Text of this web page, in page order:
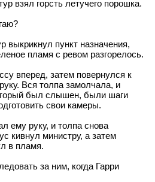
взял горсть летучего порошка.
выкрикнул пункт назначения,
пламя с ревом разгорелось.
вперед, затем повернулся к
Вся толпа замолчала, и
был слышен, были шаги
свои камеры.
ему руку, и толпа снова
кивнул министру, а затем
в пламя.
за ним, когда Гарри